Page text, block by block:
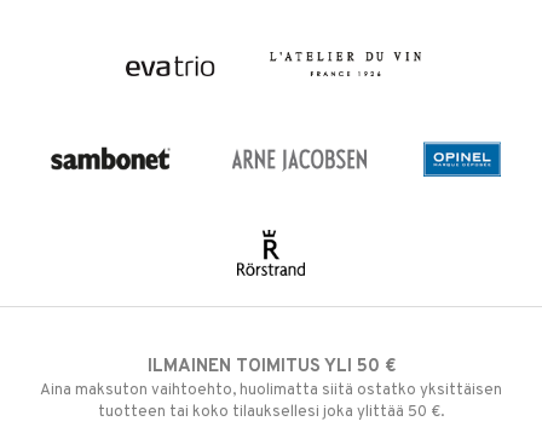
ILMAINEN TOIMITUS YLI 50 €
Aina maksuton vaihtoehto, huolimatta siitä ostatko yksittäisen
tuotteen tai koko tilauksellesi joka ylittää 50 €.